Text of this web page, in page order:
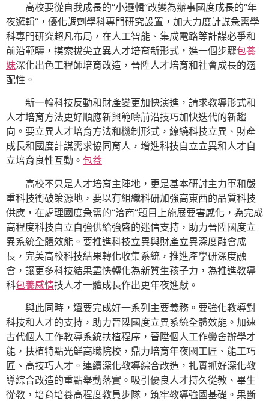
高校要從自我成長的“小邏輯”改變為辦事國度成長的“年
夜邏輯”，優化調劑學科專門研究設置，加大力度計謀急需學
科專門研究超凡布局，在人工智能、集成電路等計謀必爭和
前沿範疇，摸索拔尖立異人才培育新形式，進一個步驟包養
妹深化出色工程師培育改造，晉陞人才培育和社會成長的適
配性。
新一輪科技反動和財產變更加快演進，請求教導形式和
人才培育方法更好順應新興範疇前沿技巧加快迭代的新趨
向。要立異人才培育方法和機制形式，繚繞科技立異、財產
成長和國度計謀需求協同育人，增進科技自立立異和人才自
立培育良性互動。 包養
高校不只是人才培育主陣地，更是基本研討主力軍和嚴
重科技衝破策源地，要以有組織科研加強高東西的品質科技
供應，在處理國度急需的“洽商”題目上施展要害感化，為完成
高程度科技自立自強供給強盛的迷信支持，助力晉陞國度立
異系統全體效能。要推進科技立異與財產立異深度融會成
長，完美高校科技結果轉化收集系統，推進產學研深度融
會，讓更多科技結果盡快轉化為新質生孩子力，為推進教導
科包養感情技人才一體成長作出更年夜進獻。
與此同時，還要完成好一系列主要義務。要強化教導對
科技和人才的支持，助力晉陞國度立異系統全體效能。加速
古代個人工作教導系統扶植程序，晉陞個人工作黌舍辦學才
能，扶植特點光鮮高職院校，鼎力培育年夜國工匠、能工巧
匠、高技巧人才。連續深化教導綜合改造，扎實抓好深化教
導綜合改造的重點舉動落實。吸引優良人才持久從教、畢生
從教，培育培養高程度教員步隊，筑牢教導強國基礎。果斷